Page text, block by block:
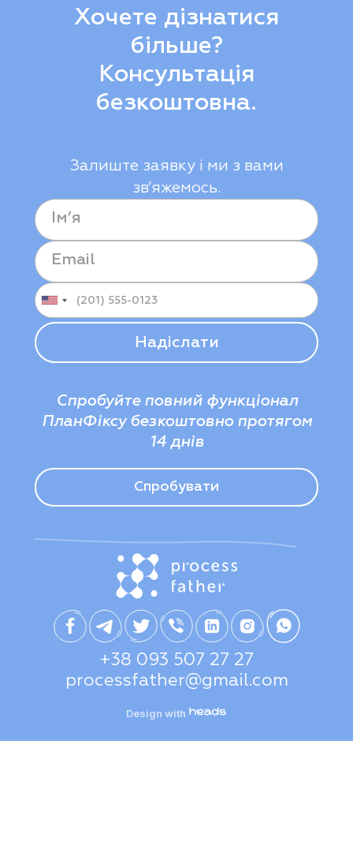
Хочете дізнатися
більше?
Консультація
безкоштовна.
Залиште заявку і ми з вами
зв’яжемось.
Спробуйте повний функціонал
ПланФіксу безкоштовно протягом
14 днів
Спробувати
+38 093 507 27 27
processfather@gmail.com
Design with